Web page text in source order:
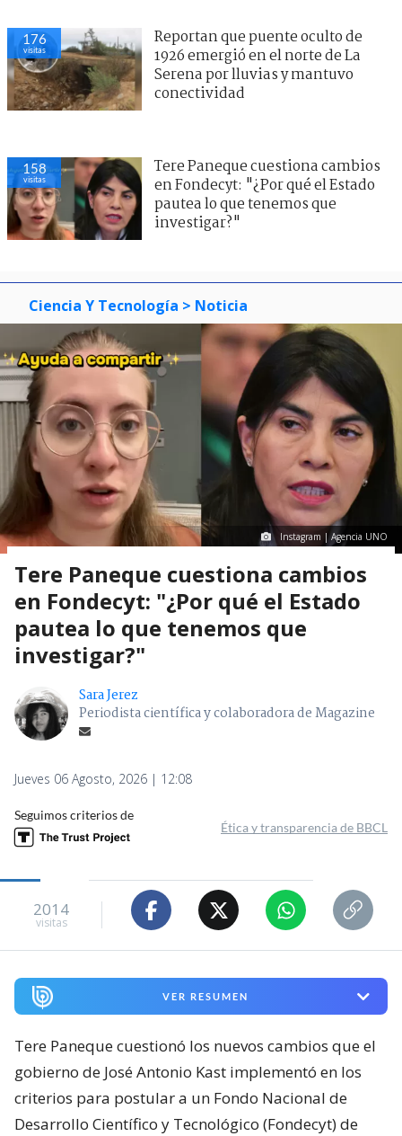
176
visitas
Reportan que puente oculto de
1926 emergió en el norte de La
Serena por lluvias y mantuvo
conectividad
158
visitas
Tere Paneque cuestiona cambios
en Fondecyt: "¿Por qué el Estado
pautea lo que tenemos que
investigar?"
Ciencia Y Tecnología > Noticia
Instagram | Agencia UNO
Tere Paneque cuestiona cambios
en Fondecyt: "¿Por qué el Estado
pautea lo que tenemos que
investigar?"
Sara Jerez
Periodista científica y colaboradora de Magazine
Jueves 06 Agosto, 2026 | 12:08
Seguimos criterios de
Ética y transparencia de BBCL
2014
visitas
VER RESUMEN
Tere Paneque cuestionó los nuevos cambios que el
gobierno de José Antonio Kast implementó en los
criterios para postular a un Fondo Nacional de
Desarrollo Científico y Tecnológico (Fondecyt) de